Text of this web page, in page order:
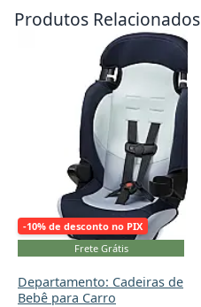
Produtos Relacionados
-10% de desconto no PIX
Frete Grátis
Departamento: Cadeiras de
Bebê para Carro